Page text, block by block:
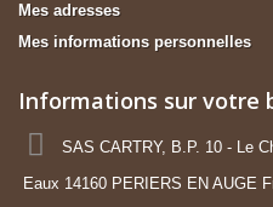
Mes adresses
Mes informations personnelles
Informations sur votre
SAS CARTRY, B.P. 10 - Le
Eaux 14160 PERIERS EN AUGE